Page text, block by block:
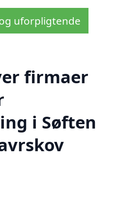
uforpligtende
firmaer
i Søften